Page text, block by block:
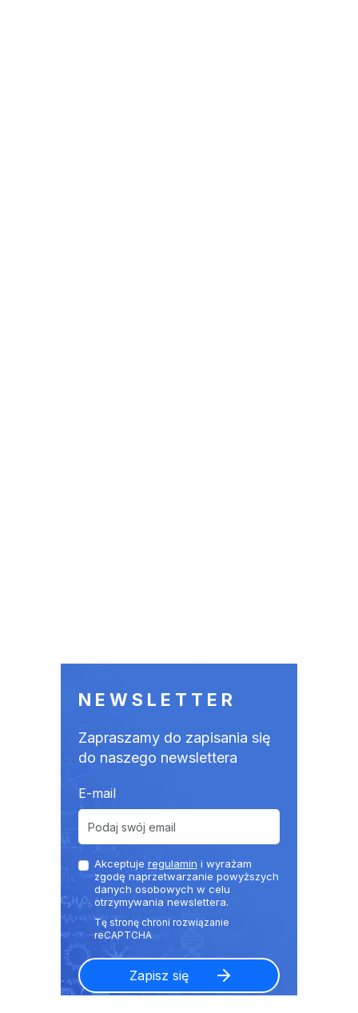
NEWSLETTER
Zapraszamy do zapisania się
do naszego newslettera
E-mail
Akceptuje regulamin i wyrażam
zgodę naprzetwarzanie powyższych
danych osobowych w celu
otrzymywania newslettera.